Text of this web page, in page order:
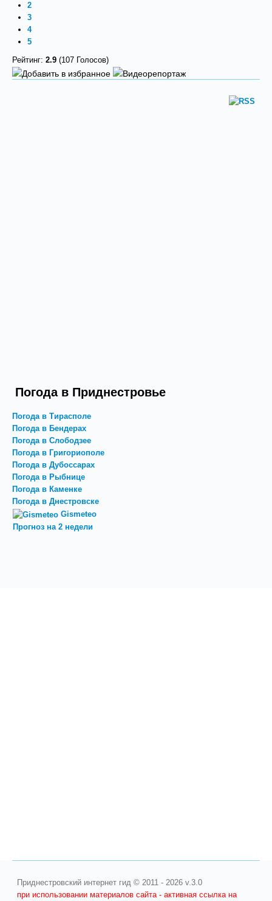
2
3
4
5
Рейтинг: 2.9 (107 Голосов)
Погода в Приднестровье
Погода в Тирасполе
Погода в Бендерах
Погода в Слободзее
Погода в Григориополе
Погода в Дубоссарах
Погода в Рыбнице
Погода в Каменке
Погода в Днестровске
Gismeteo
Прогноз на 2 недели
Приднестровский интернет гид © 2011 - 2026 v.3.0
при использовании материалов сайта - активная ссылка на